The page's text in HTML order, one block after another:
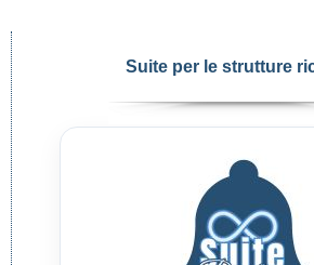
Suite per le strutture